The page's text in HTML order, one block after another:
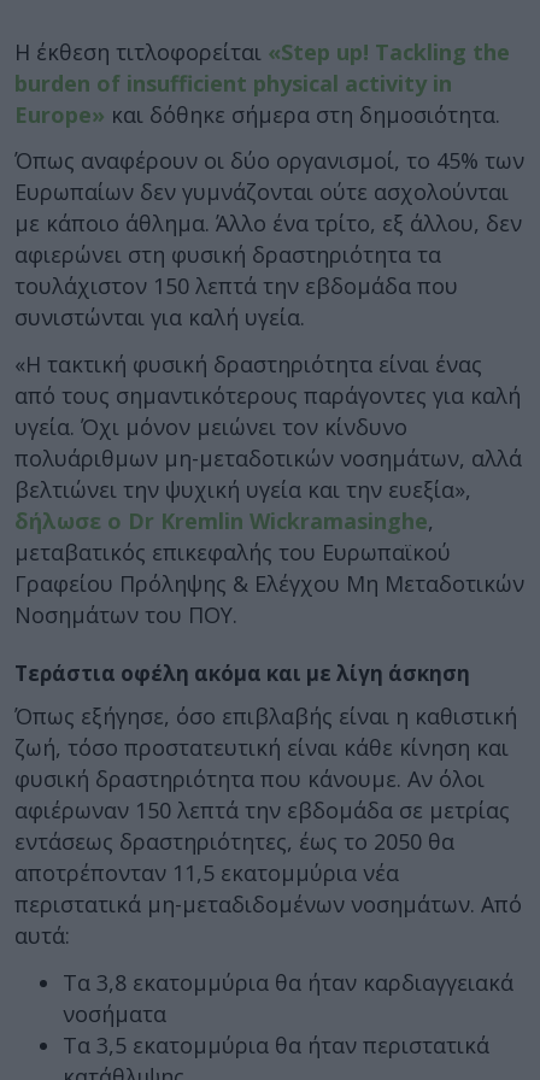
Η έκθεση τιτλοφορείται «Step up! Tackling the
burden of insufficient physical activity in
Europe» και δόθηκε σήμερα στη δημοσιότητα.
Όπως αναφέρουν οι δύο οργανισμοί, το 45% των
Ευρωπαίων δεν γυμνάζονται ούτε ασχολούνται
με κάποιο άθλημα. Άλλο ένα τρίτο, εξ άλλου, δεν
αφιερώνει στη φυσική δραστηριότητα τα
τουλάχιστον 150 λεπτά την εβδομάδα που
συνιστώνται για καλή υγεία.
«Η τακτική φυσική δραστηριότητα είναι ένας
από τους σημαντικότερους παράγοντες για καλή
υγεία. Όχι μόνον μειώνει τον κίνδυνο
πολυάριθμων μη-μεταδοτικών νοσημάτων, αλλά
βελτιώνει την ψυχική υγεία και την ευεξία»,
δήλωσε ο Dr Kremlin Wickramasinghe,
μεταβατικός επικεφαλής του Ευρωπαϊκού
Γραφείου Πρόληψης & Ελέγχου Μη Μεταδοτικών
Νοσημάτων του ΠΟΥ.
Τεράστια οφέλη ακόμα και με λίγη άσκηση
Όπως εξήγησε, όσο επιβλαβής είναι η καθιστική
ζωή, τόσο προστατευτική είναι κάθε κίνηση και
φυσική δραστηριότητα που κάνουμε. Αν όλοι
αφιέρωναν 150 λεπτά την εβδομάδα σε μετρίας
εντάσεως δραστηριότητες, έως το 2050 θα
αποτρέπονταν 11,5 εκατομμύρια νέα
περιστατικά μη-μεταδιδομένων νοσημάτων. Από
αυτά:
Τα 3,8 εκατομμύρια θα ήταν καρδιαγγειακά
νοσήματα
Τα 3,5 εκατομμύρια θα ήταν περιστατικά